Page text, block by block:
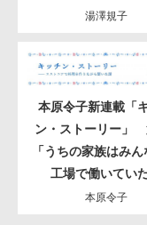
湯澤規子
本原令子新連載「
ン・ストーリー」
「うちの家族はみ
工場で働いていた
本原令子